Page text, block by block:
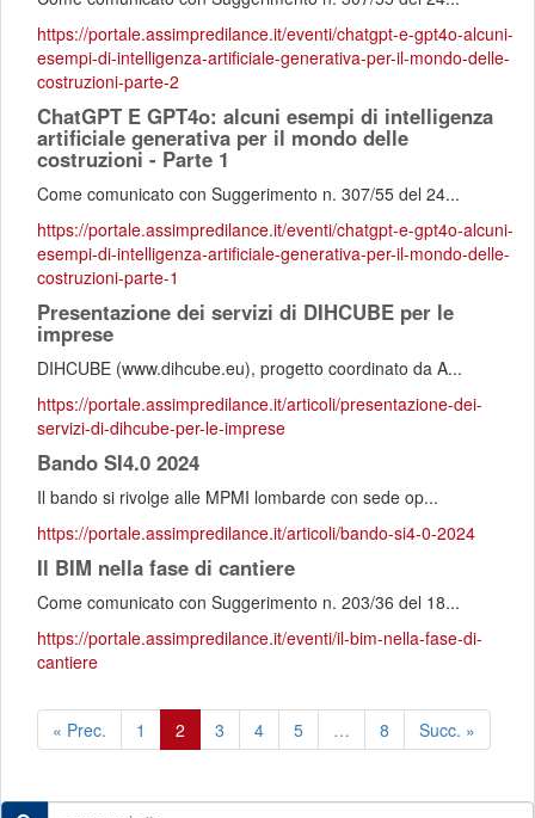
https://portale.assimpredilance.it/eventi/chatgpt-e-gpt4o-alcuni-
esempi-di-intelligenza-artificiale-generativa-per-il-mondo-delle-
costruzioni-parte-2
ChatGPT E GPT4o: alcuni esempi di intelligenza
artificiale generativa per il mondo delle
costruzioni - Parte 1
Come comunicato con Suggerimento n. 307/55 del 24...
https://portale.assimpredilance.it/eventi/chatgpt-e-gpt4o-alcuni-
esempi-di-intelligenza-artificiale-generativa-per-il-mondo-delle-
costruzioni-parte-1
Presentazione dei servizi di DIHCUBE per le
imprese
DIHCUBE (www.dihcube.eu), progetto coordinato da A...
https://portale.assimpredilance.it/articoli/presentazione-dei-
servizi-di-dihcube-per-le-imprese
Bando SI4.0 2024
Il bando si rivolge alle MPMI lombarde con sede op...
https://portale.assimpredilance.it/articoli/bando-si4-0-2024
Il BIM nella fase di cantiere
Come comunicato con Suggerimento n. 203/36 del 18...
https://portale.assimpredilance.it/eventi/il-bim-nella-fase-di-
cantiere
« Prec. 1 2 3 4 5 … 8 Succ. »